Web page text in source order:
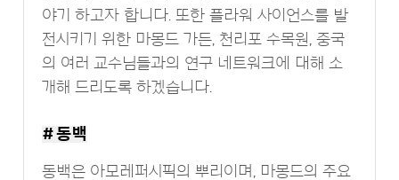
야기 하고자 합니다. 또한 플라워 사이언스를 발
전시키기 위한 마몽드 가든, 천리포 수목원, 중국
의 여러 교수님들과의 연구 네트워크에 대해 소
개해 드리도록 하겠습니다.
# 동백
동백은 아모레퍼시픽의 뿌리이며, 마몽드의 주요